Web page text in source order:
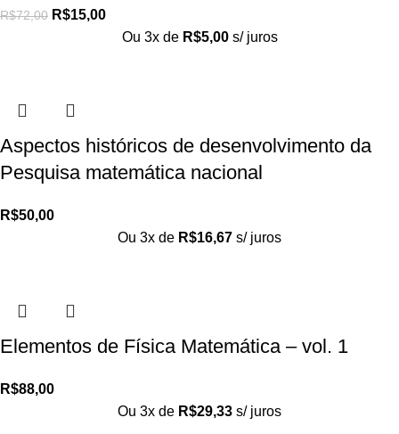
R$72,00 R$15,00
Ou 3x de R$5,00 s/ juros
Aspectos históricos de desenvolvimento da
Pesquisa matemática nacional
R$50,00
Ou 3x de R$16,67 s/ juros
Elementos de Física Matemática – vol. 1
R$88,00
Ou 3x de R$29,33 s/ juros